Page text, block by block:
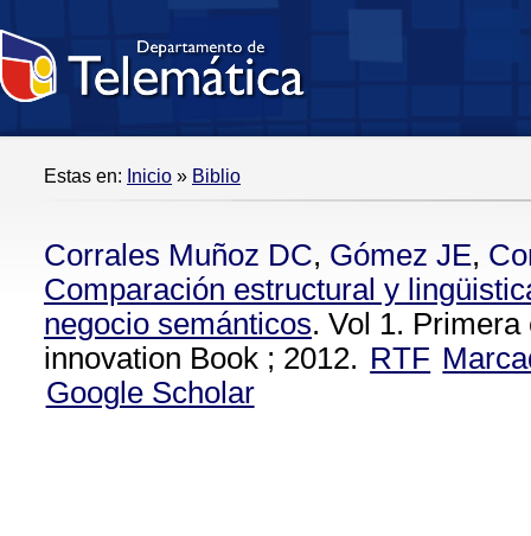
Estas en: Inicio » Biblio
Corrales Muñoz DC, Gómez JE,
Comparación estructural y
negocio semánticos. Vol 1.
innovation Book ; 2012. RTF
Google Scholar